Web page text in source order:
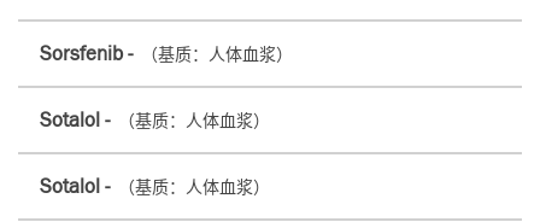
Sorsfenib - （基质：人体血浆）
Sotalol - （基质：人体血浆）
Sotalol - （基质：人体血浆）